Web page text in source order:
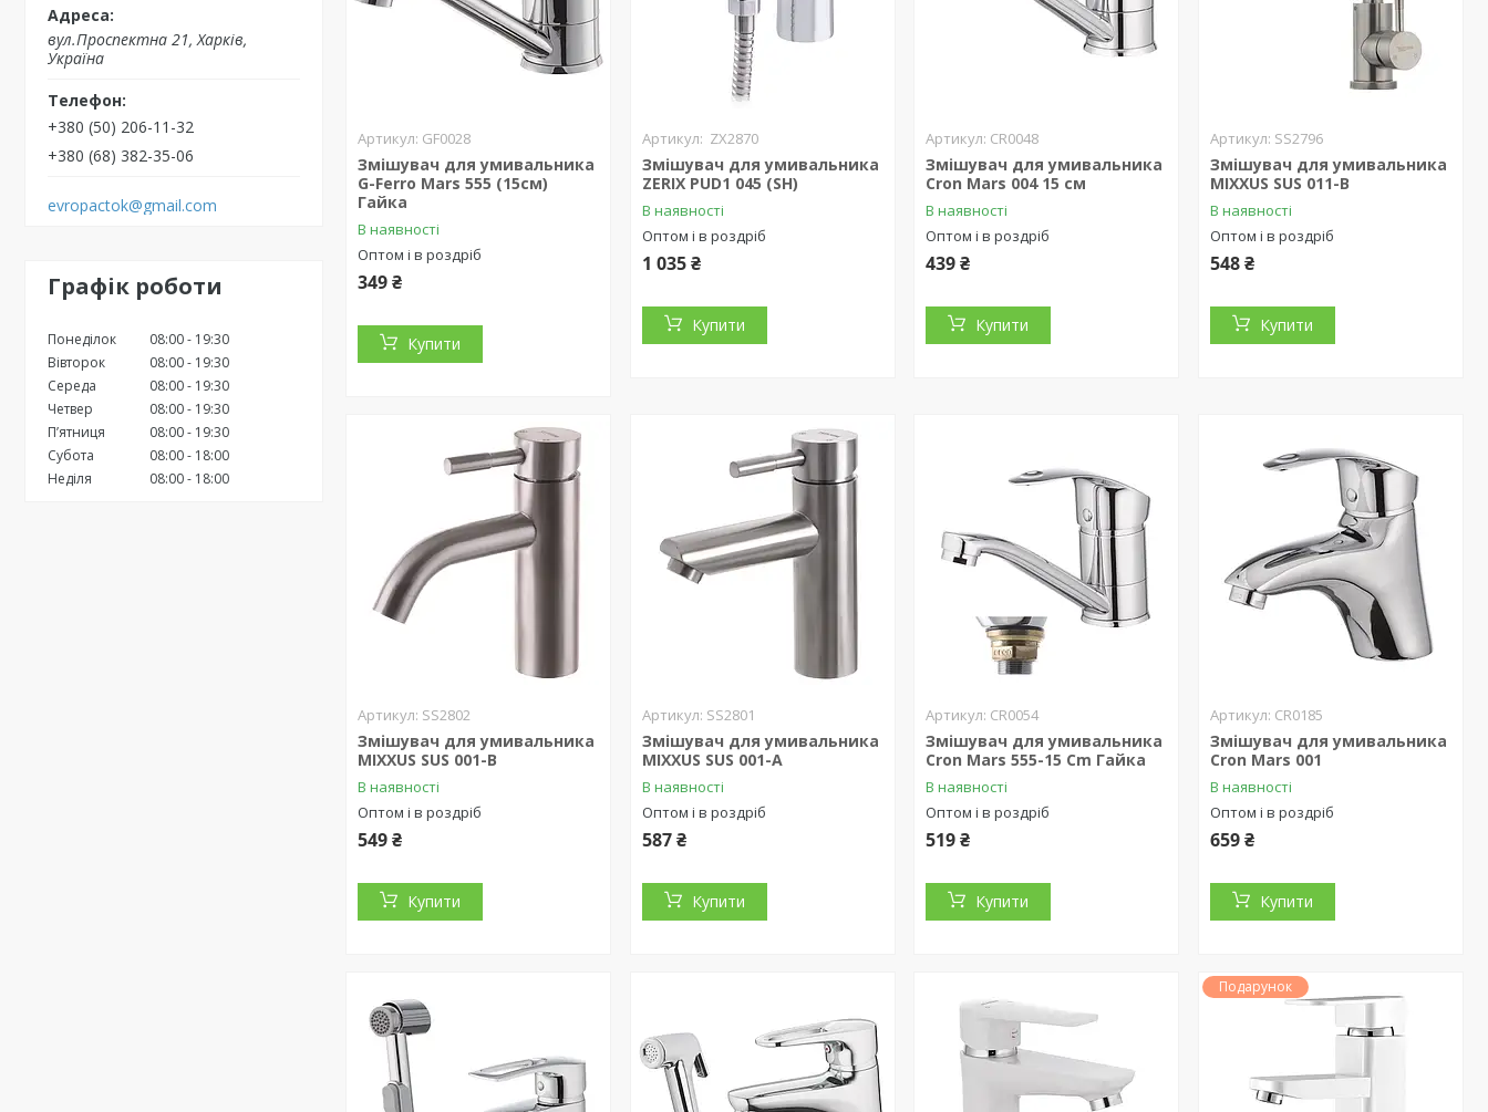
вул.Проспектна 21, Харків,
Україна
+380 (50) 206-11-32
+380 (68) 382-35-06
evropactok@gmail.com
Графік роботи
Понеділок 08:00
19:30
Вівторок
08:00
19:30
Середа
08:00
19:30
Четвер
08:00
19:30
Пʼятниця
08:00
19:30
Субота
08:00
18:00
Неділя
08:00 18:00
GF0028
Змішувач для умивальника
G-Ferro Mars 555 (15см)
Гайка
В наявності
Оптом і в роздріб
349 ₴
Купити
ZX2870
Змішувач для умивальника
ZERIX PUD1 045 (SH)
В наявності
Оптом і в роздріб
1 035 ₴
Купити
CR0048
Змішувач для умивальника
Cron Mars 004 15 см
В наявності
Оптом і в роздріб
439 ₴
Купити
SS2796
Змішувач для умивальника
MIXXUS SUS 011-B
В наявності
Оптом і в роздріб
548 ₴
Купити
SS2802
Змішувач для умивальника
MIXXUS SUS 001-B
В наявності
Оптом і в роздріб
549 ₴
Купити
SS2801
Змішувач для умивальника
MIXXUS SUS 001-A
В наявності
Оптом і в роздріб
587 ₴
Купити
CR0054
Змішувач для умивальника
Cron Mars 555-15 Cm Гайка
В наявності
Оптом і в роздріб
519 ₴
Купити
CR0185
Змішувач для умивальника
Cron Mars 001
В наявності
Оптом і в роздріб
659 ₴
Купити
Подарунок